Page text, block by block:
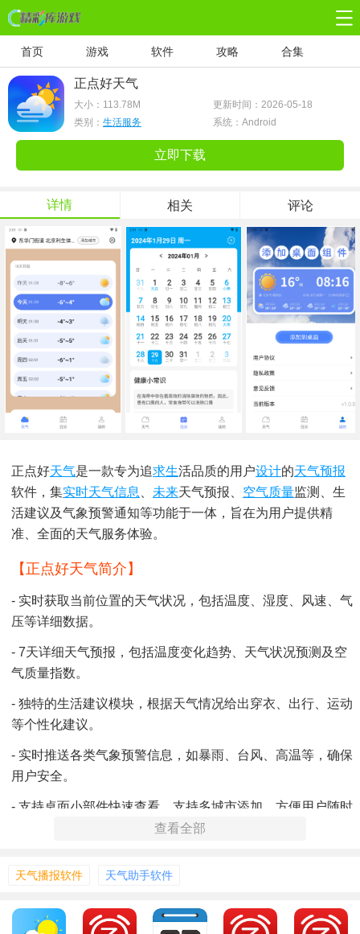
首页 游戏 软件 攻略 合集
正点好天气
大小： 113.78M
更新时间：2026-05-18
类别： 生活服务 系统：Android
立即下载
详情 相关 评论
正点好天气是一款专为追求生活品质的用户设计的天气预报
软件，集实时天气信息 未来天气预报、 空气质量监测、生
活建议及气象预警通知等功能于一体，旨在为用户提供精
准、全面的天气服务体验。
【正点好天气简介】
- 实时获取当前位置的天气状况，包括温度、湿度、风速、气
压等详细数据。
- 7天详细天气预报，包括温度变化趋势、天气状况预测及空
气质量指数。
- 独特的生活建议模块，根据天气情况给出穿衣、出行、运动
等个性化建议。
- 实时推送各类气象预警信息，如暴雨、台风、高温等，确保
用户安全。
- 支持桌面小部件快速查看，支持多城市添加，方便用户随时
掌握家人朋友所在城市的天气情况。
查看全部
天气播报软件 天气助手软件